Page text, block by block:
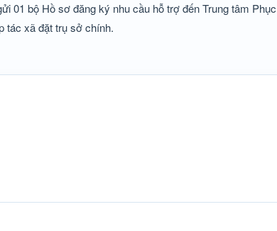
01 bộ Hồ sơ đăng ký nhu cầu hỗ trợ đến Trung tâm
tác xã đặt trụ sở chính.